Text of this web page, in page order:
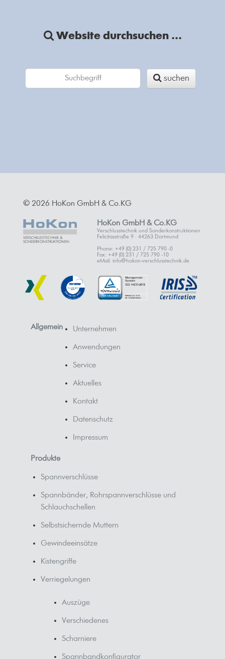
Website durchsuchen ...
suchen
© 2026 HoKon GmbH & Co.KG
HoKon GmbH & Co.KG
Verschlusstechnik und Sonderkonstruktionen
Felicitasstraße 9 · 44263 Dortmund
Phone: +49 (0) 231 / 725 790 -0
Fax: +49 (0) 231 / 725 790 -10
eMail: info@hokon-verschlusstechnik.de
Allgemein Unternehmen
Anwendungen
Service
Aktuelles
Kontakt
Datenschutz
Impressum
Produkte
Spannverschlüsse
Spannbänder, Rohrspannverschlüsse und
Schlauchschellen
Selbstsichernde Muttern
Gewindeeinsätze
Kistengriffe
Verriegelungen
Auszüge
Verschiedenes
Scharniere
Spannbandkonfigurator